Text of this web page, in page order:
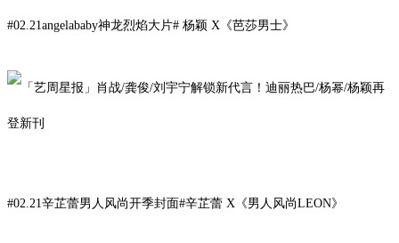
#02.21angelababy神龙烈焰大片# 杨颖 X 《芭莎男士》
#02.21辛芷蕾男人风尚开季封面#辛芷蕾 X《男人风尚LEON》